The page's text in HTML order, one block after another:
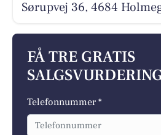
Sørupvej 36, 4684
FÅ TRE GRATIS
Telefonnummer *